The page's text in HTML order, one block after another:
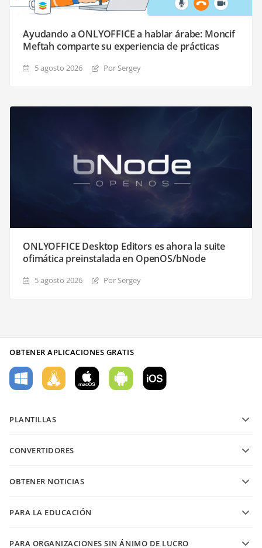
Ayudando a ONLYOFFICE a hablar árabe: Moncif
Meftah comparte su experiencia de prácticas
5 agosto 2026 Por Sergey
ONLYOFFICE Desktop Editors es ahora la suite
ofimática preinstalada en OpenOS/bNode
5 agosto 2026 Por Sergey
OBTENER APLICACIONES GRATIS
PLANTILLAS
Plantillas de documentos de texto
CONVERTIDORES
Convierte hojas de cálculo
OBTENER NOTICIAS
PARA LA EDUCACIÓN
PARA ORGANIZACIONES SIN ÁNIMO DE LUCRO